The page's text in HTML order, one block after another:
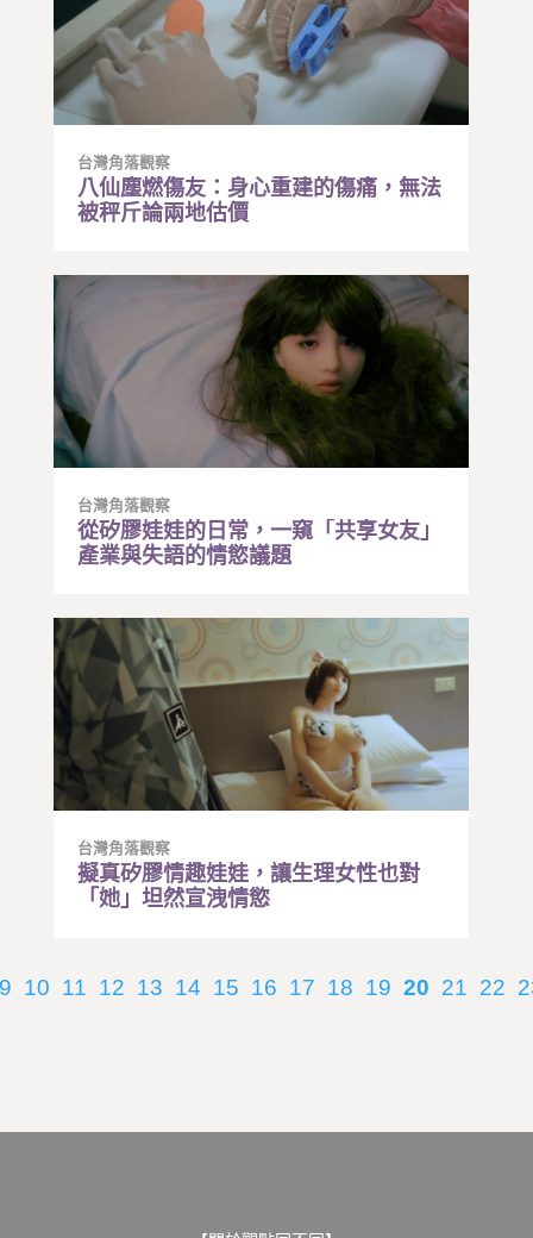
台灣角落觀察
八仙塵燃傷友：身心重建的傷痛，無法
被秤斤論兩地估價
台灣角落觀察
從矽膠娃娃的日常，一窺「共享女友」
產業與失語的情慾議題
台灣角落觀察
擬真矽膠情趣娃娃，讓生理女性也對
「她」坦然宣洩情慾
9 10 11 12 13 14 15 16 17 18 19 20 21 22